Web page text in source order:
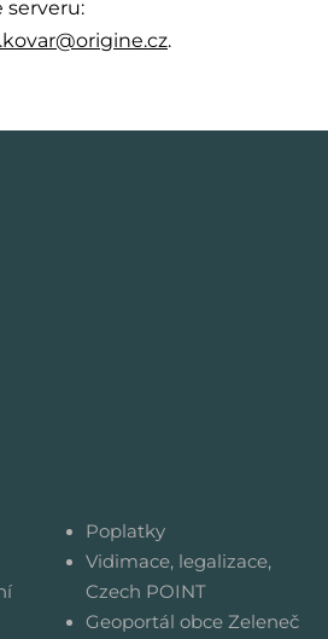
serveru:
.
Poplatky
Vidimace, legalizace,
Czech POINT
Geoportál obce Zeleneč